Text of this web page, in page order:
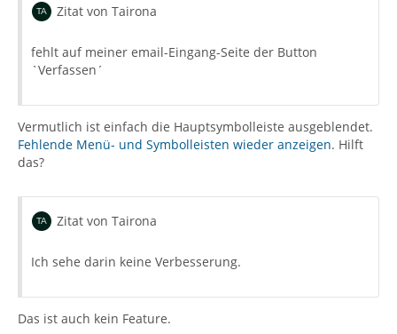
• Eingesetzte Antivirensoftware
• Firewall (Betriebssystem-intern/Externe Software)
Zitat von Tairona
fehlt auf meiner email-Eingang-Seite der Button
`Verfassen´
Vermutlich ist einfach die Hauptsymbolleiste ausgeblendet.
Fehlende Menü- und Symbolleisten wieder anzeigen. Hilft
das?
Zitat von Tairona
Ich sehe darin keine Verbesserung.
Das ist auch kein Feature.